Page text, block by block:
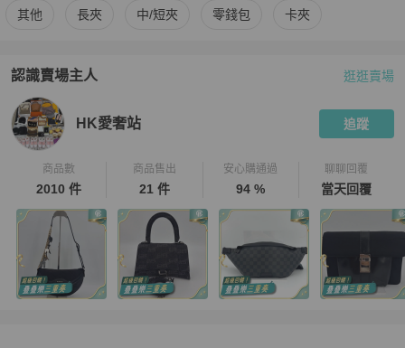
更多Hermès 女士錢包 / 小皮件 相似商品推薦
其他 長夾 中/短夾 零錢包 卡夾
認識賣場主人
PopChill 拍拍圈嚴選賣家
逛逛賣場
HK愛奢站 追蹤
商品數
2010 件
商品售出
21 件
安心購通過
94 %
聊聊回覆
當天回覆